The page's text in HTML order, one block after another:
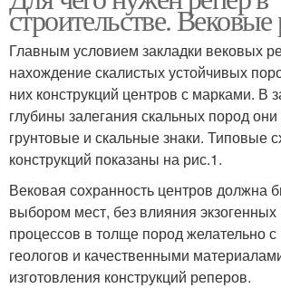
строительстве.
Главным условием закладки вековых
нахождение скалистых устойчивых
них конструкций центров с марками. В
глубины залегания скальных пород
грунтовые и скальные знаки. Типовые
конструкций показаны на рис.1.
Вековая сохранность центров должна
выбором мест, без влияния
процессов в толще пород желательно
геологов и качественными
изготовления конструкций реперов.